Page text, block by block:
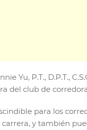
Yu, P.T., D.P.T.,
del club de
para los
y también